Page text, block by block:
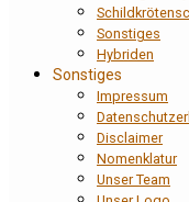
Sonstiges
Hybriden
Sonstiges
Impressum
Disclaimer
Nomenklatur
Unser Team